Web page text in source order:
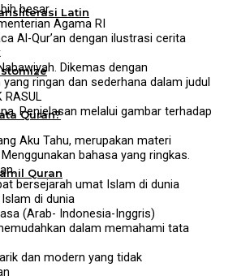
Latin
Retail
Quran?
Quran?
Quran
besar
Agama RI
Al-Qur’an dengan ilustrasi cerita
Dikemas dengan
yang ringan dan sederhana dalam judul
RASUL
Penjelasan melalui gambar terhadap
Aku Tahu, merupakan materi
bahasa yang ringkas.
bersejarah umat Islam di dunia
di dunia
(Arab- Indonesia-Inggris)
dalam memahami tata
dan modern yang tidak